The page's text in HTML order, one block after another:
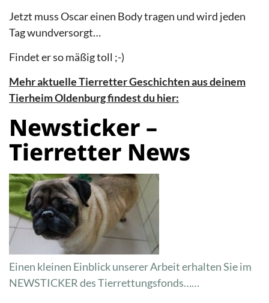
Jetzt muss Oscar einen Body tragen und wird jeden
Tag wundversorgt…
Findet er so mäßig toll ;-)
Mehr aktuelle Tierretter Geschichten aus deinem
Tierheim Oldenburg findest du hier:
Newsticker –
Tierretter News
Einen kleinen Einblick unserer Arbeit erhalten Sie im
NEWSTICKER des Tierrettungsfonds……